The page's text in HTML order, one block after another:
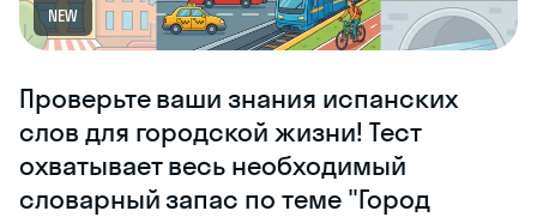
NEW
Проверьте ваши знания испанских
слов для городской жизни! Тест
охватывает весь необходимый
словарный запас по теме "Город